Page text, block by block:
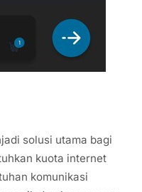
solusi utama bagi
kuota internet
komunikasi